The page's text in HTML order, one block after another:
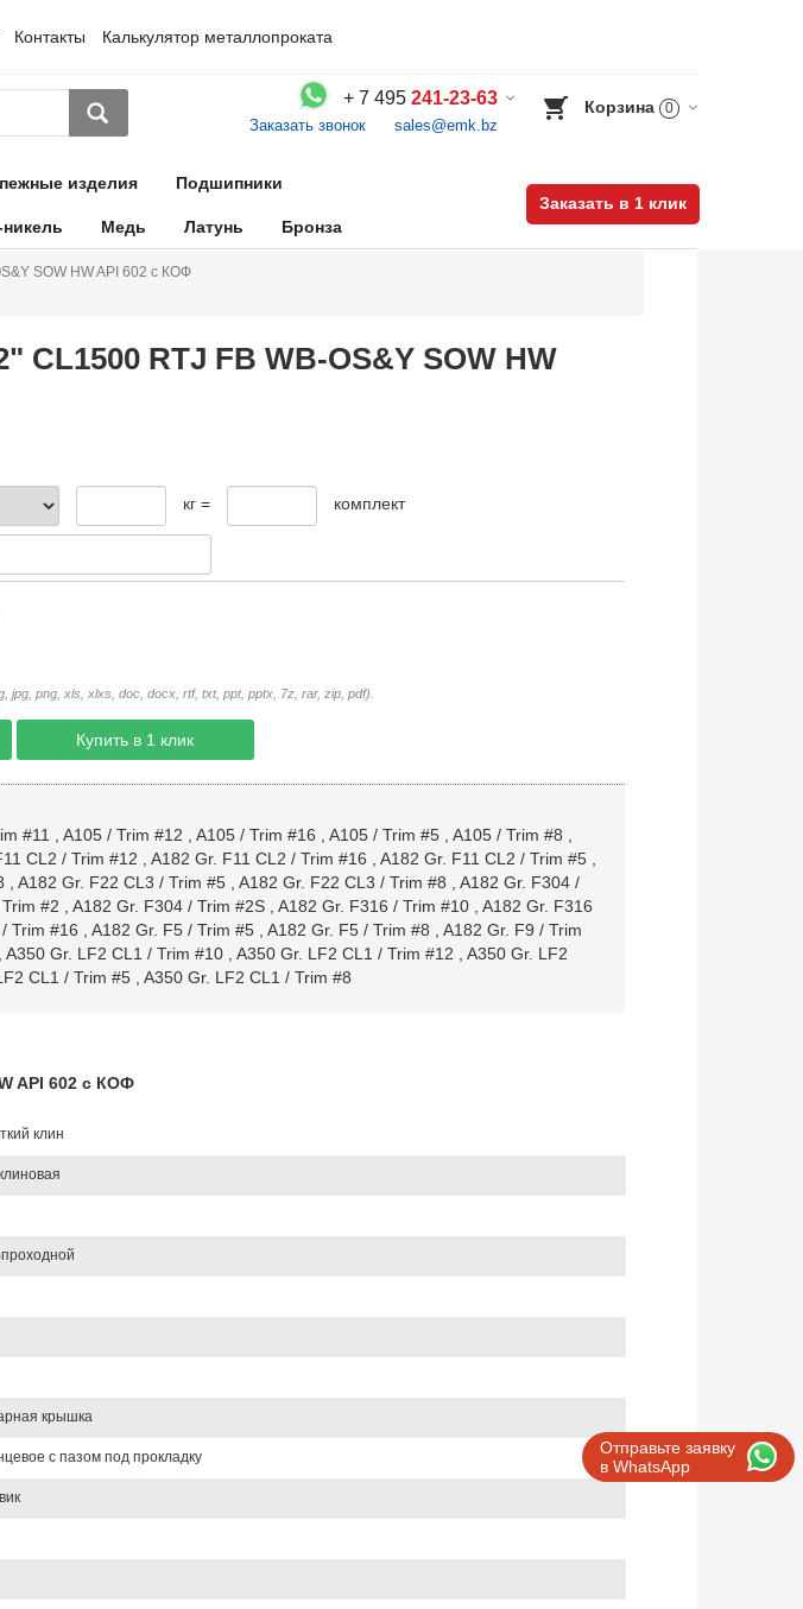
Контакты Калькулятор металлопроката
+ 7 495 241-23-63
Заказать звонок sales@emk.bz
Корзина 0
изделия Подшипники
Медь Латунь Бронза
Заказать в 1 клик
Отправьте заявку
в WhatsApp
SOW HW API 602 с КОФ
CL1500 RTJ FB WB-OS&Y SOW HW
кг = комплект
png, xls, xlxs, doc, docx, rtf, txt, ppt, pptx, 7z, rar, zip, pdf).
Купить в 1 клик
#11 A105 / Trim #12 A105 / Trim #16 A105 / Trim #5, A105 / Trim #8
CL2 / Trim #12 A182 Gr. F11 CL2 / Trim #16 A182 Gr. F11 CL2 / Trim #5,
A182 Gr. F22 CL3 / Trim #5, A182 Gr. F22 CL3 / Trim #8
A182 Gr. F304 /
#2 A182 Gr. F304 / Trim #2S, A182 Gr. F316 / Trim #10, A182 Gr. F316
Trim #16 A182 Gr. F5 / Trim #5, A182 Gr. F5 / Trim #8
A182 Gr. F9 / Trim
A350 Gr. LF2 CL1 / Trim #10, A350 Gr. LF2 CL1 / Trim #12
A350 Gr. LF2
CL1 / Trim #5, A350 Gr. LF2 CL1 / Trim #8
API 602 с КОФ
клин
крышка
с пазом под прокладку